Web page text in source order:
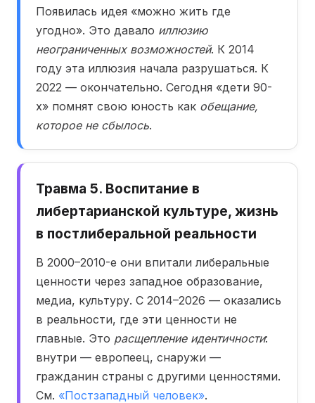
Появилась идея «можно жить где
угодно». Это давало иллюзию
неограниченных возможностей. К 2014
году эта иллюзия начала разрушаться. К
2022 — окончательно. Сегодня «дети 90-
х» помнят свою юность как обещание,
которое не сбылось.
Травма 5. Воспитание в
либертарианской культуре, жизнь
в постлиберальной реальности
В 2000–2010-е они впитали либеральные
ценности через западное образование,
медиа, культуру. С 2014–2026 — оказались
в реальности, где эти ценности не
главные. Это расщепление идентичности:
внутри — европеец, снаружи —
гражданин страны с другими ценностями.
См. «Постзападный человек».